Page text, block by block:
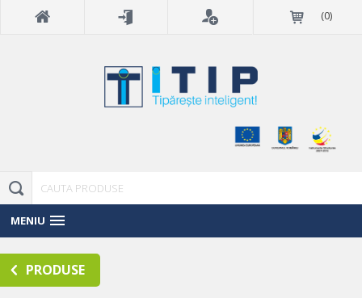
(0)
MENIU
PRODUSE